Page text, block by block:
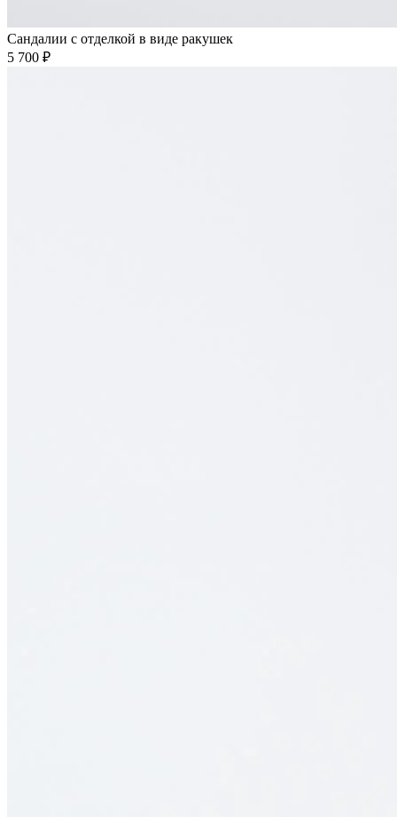
Сандалии с отделкой в виде ракушек
5 700 ₽